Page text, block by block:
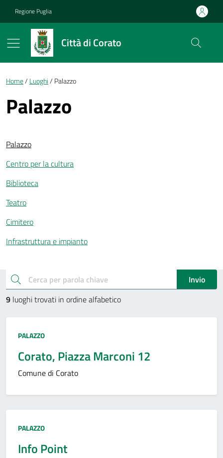
Regione Puglia
Città di Corato
Briciole di pane
Home Luoghi Palazzo
Palazzo
Palazzo
Centro per la cultura
Biblioteca
Teatro
Cimitero
Infrastruttura e impianto
Esplora i luoghi
cerca
Invio
9 luoghi trovati in ordine alfabetico
Tipo:
PALAZZO
Corato, Piazza Marconi 12
Comune di Corato
Tipo:
PALAZZO
Info Point